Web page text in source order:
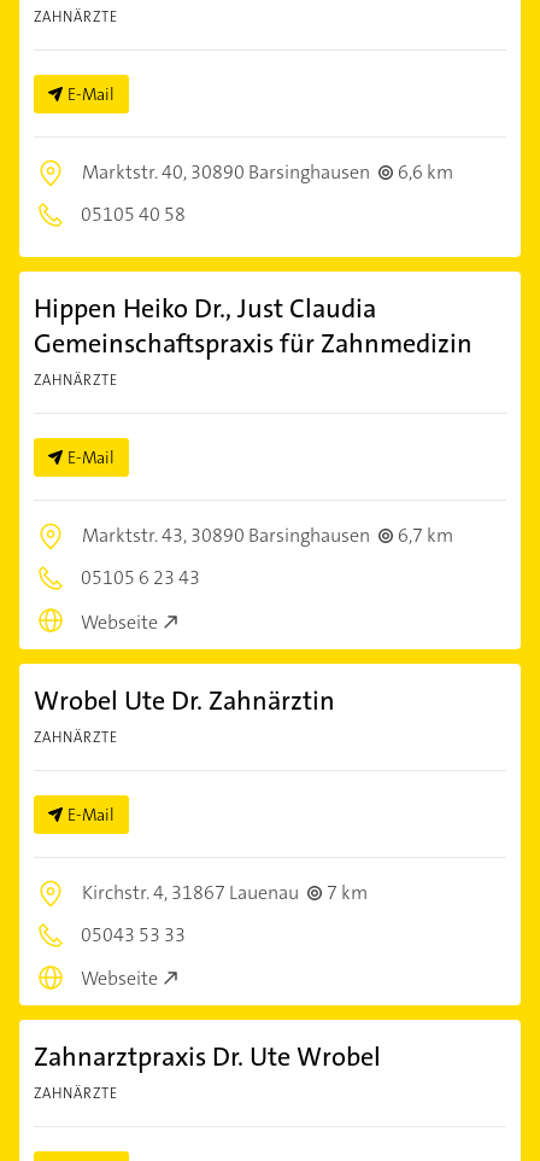
ZAHNÄRZTE
E-Mail
Marktstr. 40,30890 Barsinghausen
6,6 km
05105 40 58
Hippen Heiko Dr., Just Claudia
Gemeinschaftspraxis für Zahnmedizin
ZAHNÄRZTE
E-Mail
Marktstr. 43,30890 Barsinghausen
6,7 km
05105 6 23 43
Webseite
Wrobel Ute Dr. Zahnärztin
ZAHNÄRZTE
E-Mail
Kirchstr. 4,31867 Lauenau
7 km
05043 53 33
Webseite
Zahnarztpraxis Dr. Ute Wrobel
ZAHNÄRZTE